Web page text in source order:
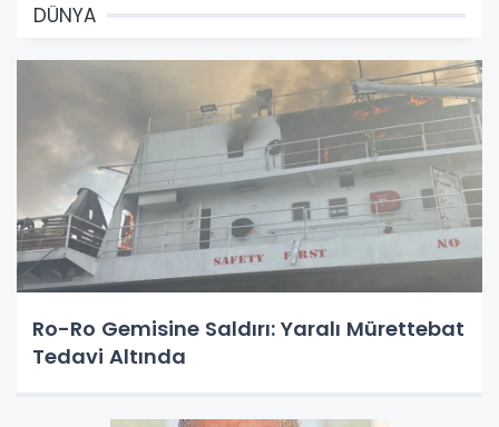
DÜNYA
Ro-Ro Gemisine Saldırı: Yaralı Mürettebat
Tedavi Altında